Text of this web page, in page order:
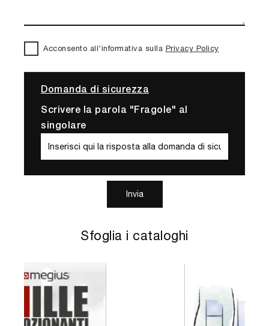
Sfoglia i cataloghi
Acconsento all'informativa sulla Privacy Policy
Domanda di sicurezza
Scrivere la parola "Fragole" al
singolare
Invia